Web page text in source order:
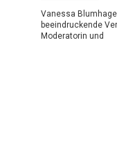
Vanessa
beeindruckende
Moderatorin und